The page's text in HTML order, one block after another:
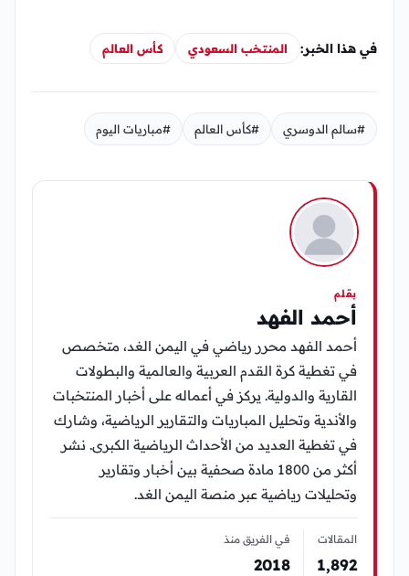
في هذا الخبر: المنتخب السعودي كأس العالم
#سالم الدوسري #كأس العالم #مباريات اليوم
بقلم
أحمد الفهد
أحمد الفهد محرر رياضي في اليمن الغد، متخصص
في تغطية كرة القدم العربية والعالمية والبطولات
القارية والدولية. يركز في أعماله على أخبار المنتخبات
والأندية وتحليل المباريات والتقارير الرياضية، وشارك
في تغطية العديد من الأحداث الرياضية الكبرى. نشر
أكثر من 1800 مادة صحفية بين أخبار وتقارير
وتحليلات رياضية عبر منصة اليمن الغد.
المقالات
1٬892
في الفريق منذ
2018